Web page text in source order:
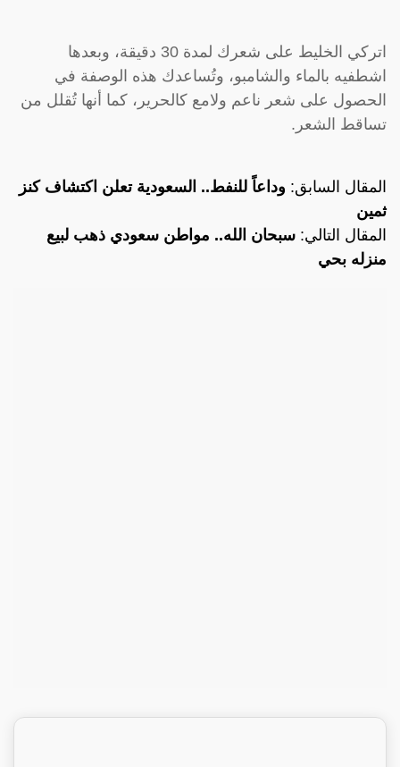
اتركي الخليط على شعرك لمدة 30 دقيقة، وبعدها
اشطفيه بالماء والشامبو، وتُساعدك هذه الوصفة في
الحصول على شعر ناعم ولامع كالحرير، كما أنها تُقلل من
تساقط الشعر.
المقال السابق: وداعاً للنفط.. السعودية تعلن اكتشاف كنز
ثمين
المقال التالي: سبحان الله.. مواطن سعودي ذهب لبيع
منزله بحي